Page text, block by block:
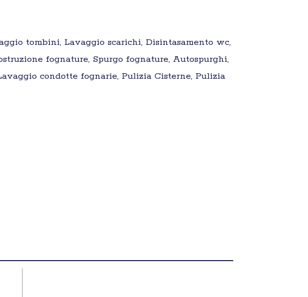
tombini, Lavaggio scarichi, Disintasamento wc,
fognature, Spurgo fognature, Autospurghi,
condotte fognarie, Pulizia Cisterne, Pulizia